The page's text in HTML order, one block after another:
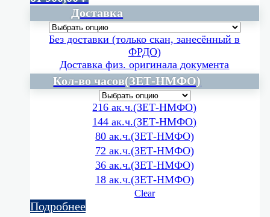
Доставка
Без доставки (только скан, занесённый в
ФРДО)
Доставка физ. оригинала документа
Кол-во часов(ЗЕТ-НМФО)
216 ак.ч.(ЗЕТ-НМФО)
144 ак.ч.(ЗЕТ-НМФО)
80 ак.ч.(ЗЕТ-НМФО)
72 ак.ч.(ЗЕТ-НМФО)
36 ак.ч.(ЗЕТ-НМФО)
18 ак.ч.(ЗЕТ-НМФО)
Clear
Подробнее